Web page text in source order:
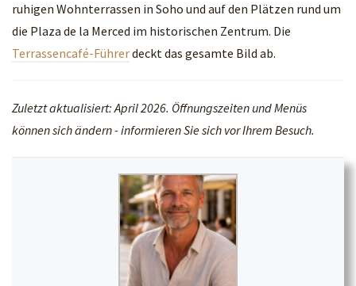
ruhigen Wohnterrassen in Soho und auf den Plätzen rund um
die Plaza de la Merced im historischen Zentrum. Die
Terrassencafé-Führerdeckt das gesamte Bild ab.
Zuletzt aktualisiert: April 2026. Öffnungszeiten und Menüs
können sich ändern - informieren Sie sich vor Ihrem Besuch.